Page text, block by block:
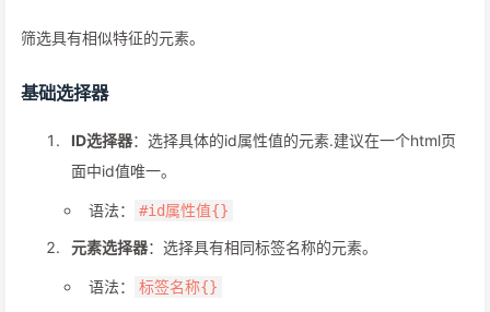
筛选具有相似特征的元素。
基础选择器
ID选择器：选择具体的id属性值的元素.建议在一个html页
面中id值唯一。
语法： #id属性值{}
元素选择器：选择具有相同标签名称的元素。
语法： 标签名称{}